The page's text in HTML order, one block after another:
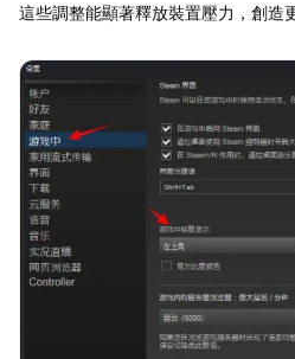
這些調整能顯著釋放裝置壓力，創造